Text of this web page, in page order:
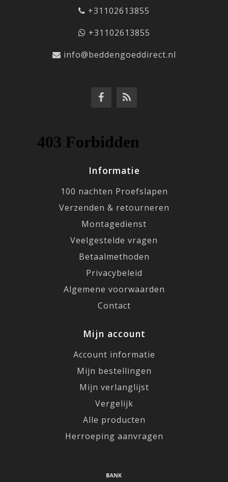
+31102613855
+31102613855
info@beddengoeddirect.nl
Informatie
100 nachten Proefslapen
Verzenden & retourneren
Montagedienst
Veelgestelde vragen
Betaalmethoden
Privacybeleid
Algemene voorwaarden
Contact
Mijn account
Account informatie
Mijn bestellingen
Mijn verlanglijst
Vergelijk
Alle producten
Herroeping aanvragen